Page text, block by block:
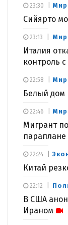
Мир
Сийярто
23:30
Мир
Италия
контроль
23:13
Мир
Белый дом
22:58
Мир
Мигрант
параплане
22:46
Китай
22:24
В США
Ираном
22:12